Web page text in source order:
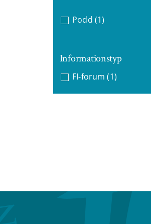
Podd (1)
Informationstyp
FI-forum (1)